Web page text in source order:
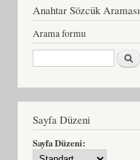
Anahtar Sözcük Araması
Arama formu
Ara
Sayfa Düzeni
Sayfa Düzeni: